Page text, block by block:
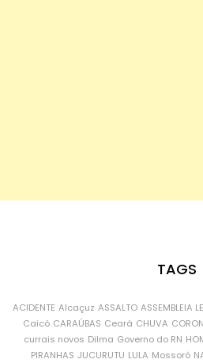
TAGS
ACIDENTE Alcaçuz ASSALTO ASSEMBLEIA
Caicó CARAÚBAS Ceará CHUVA
currais novos Dilma Governo do RN
PIRANHAS JUCURUTU LULA Mossoró